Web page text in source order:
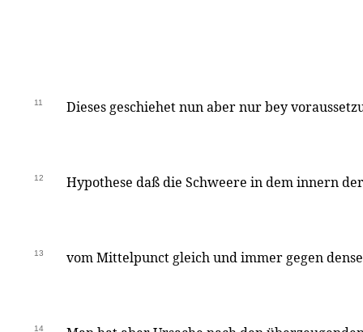
11 Dieses geschiehet nun aber nur bey
12 Hypothese daß die Schweere in dem innern
13 vom Mittelpunct gleich und immer gegen
14